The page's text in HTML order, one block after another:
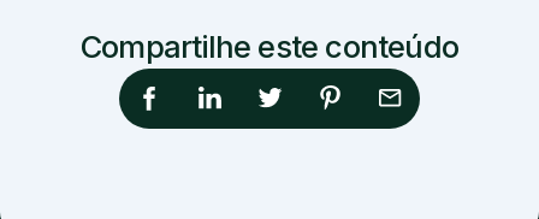
Compartilhe este conteúdo